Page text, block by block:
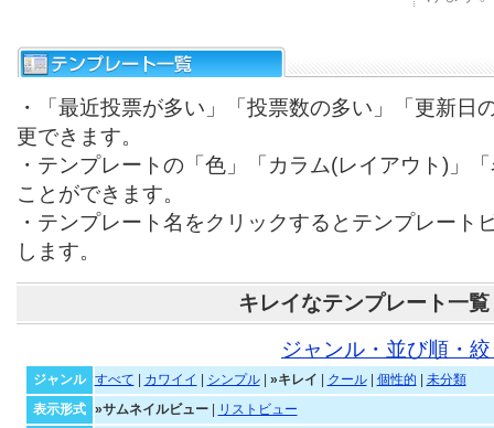
・「最近投票が多い」「投票数の多い」「更新日
更できます。
・テンプレートの「色」「カラム(レイアウト)」
ことができます。
・テンプレート名をクリックするとテンプレート
します。
キレイなテンプレート一覧
ジャンル・並び順・
ジャンル すべて カワイイ シンプル| »キレイ クール| 個性的
未分類
表示形式
»サムネイルビュー|
リストビュー